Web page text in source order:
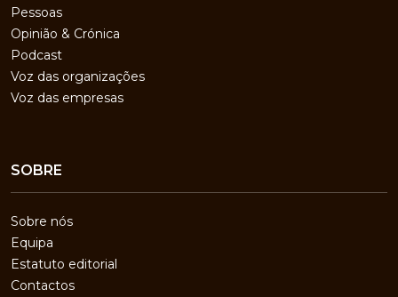
Pessoas
Opinião & Crónica
Podcast
Voz das organizações
Voz das empresas
SOBRE
Sobre nós
Equipa
Estatuto editorial
Contactos